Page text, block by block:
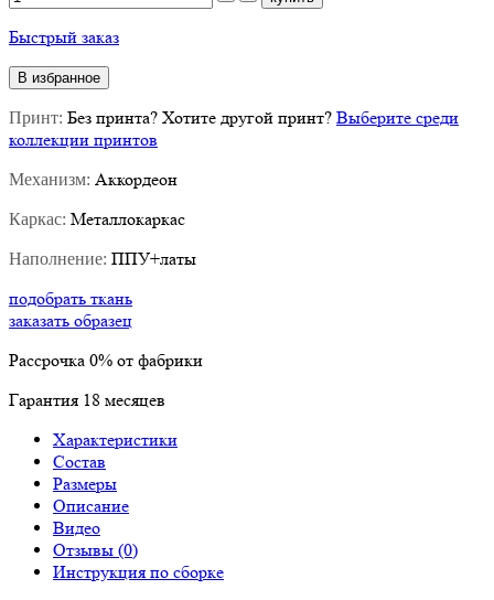
Быстрый заказ
В избранное
Принт: Без принта? Хотите другой принт? Выберите среди
коллекции принтов
Механизм: Аккордеон
Каркас: Металлокаркас
Наполнение: ППУ+латы
подобрать ткань
заказать образец
Рассрочка 0% от фабрики
Гарантия 18 месяцев
Характеристики
Состав
Размеры
Описание
Видео
Отзывы (0)
Инструкция по сборке